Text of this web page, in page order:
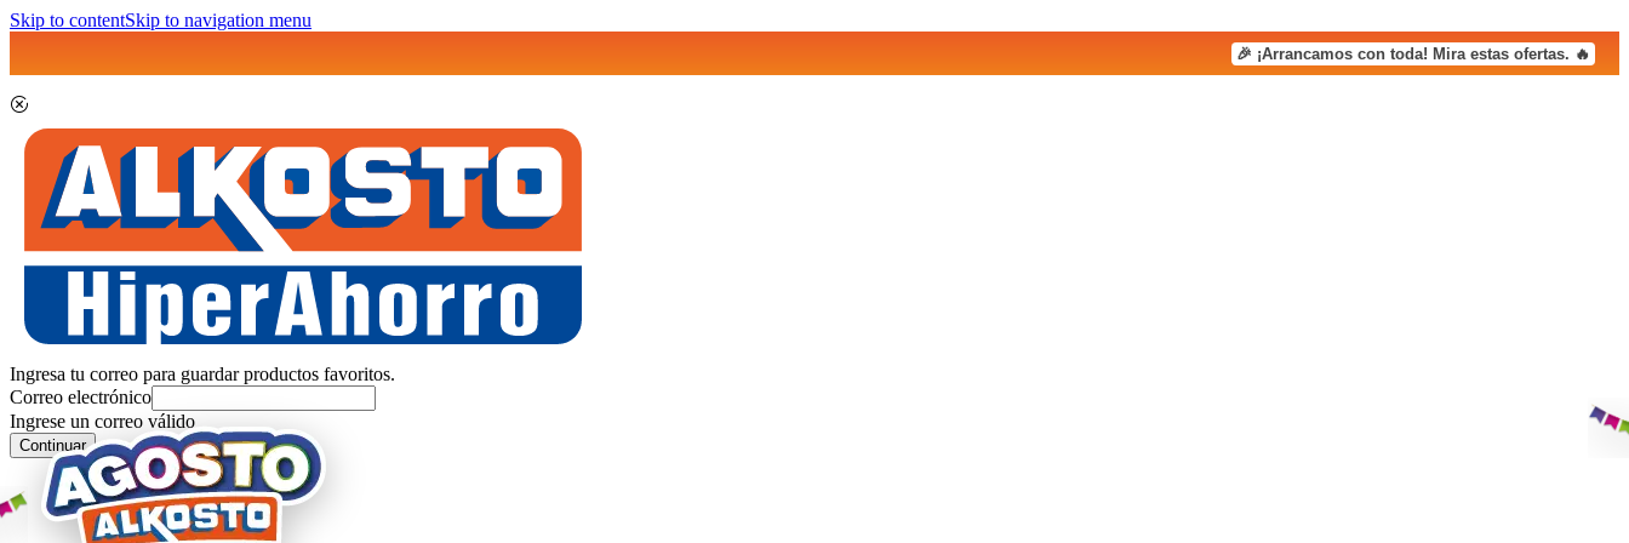
Skip to contentSkip to navigation menu
🎉 ¡Arrancamos con toda! Mira estas ofertas. 🔥
Ingresa tu correo para guardar productos favoritos.
Correo electrónico
Ingrese un correo válido
Continuar